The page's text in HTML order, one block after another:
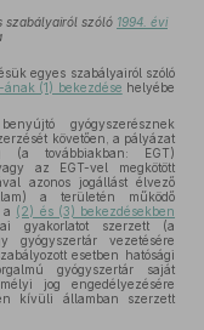
szabályairól szóló 1994. évi
egyes szabályairól szóló
(1) bekezdése helyébe
gyógyszerésznek
követően, a pályázat
(a továbbiakban: EGT)
az EGT-vel megkötött
azonos jogállást élvező
a területén működő
a (2) és (3) bekezdésekben
gyakorlatot szerzett (a
gyógyszertár vezetésére
esetben hatósági
gyógyszertár saját
jog engedélyezésére
kívüli államban szerzett